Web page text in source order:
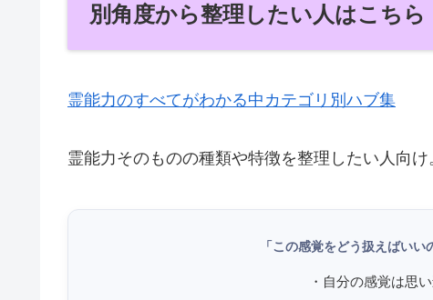
別角度から整理したい人はこちら
霊能力のすべてがわかる中カテゴリ別ハブ集
霊能力そのものの種類や特徴を整理したい人向け
「この感覚をどう扱えばい
・自分の感覚は思